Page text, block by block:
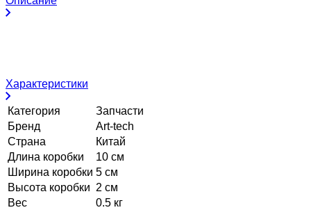
Характеристики
Категория
Запчасти
Бренд
Art-tech
Страна
Китай
Длина коробки
10 см
Ширина коробки 5 см
Высота коробки 2 см
Вес
0.5 кг